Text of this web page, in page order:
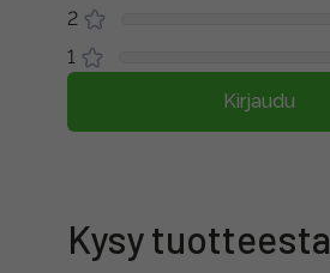
2
1
Kirjaudu
Kysy tuotteesta